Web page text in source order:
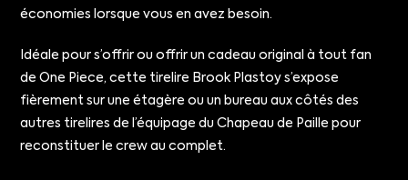
économies lorsque vous en avez besoin.
Idéale pour s’offrir ou offrir un cadeau original à tout fan
de One Piece, cette tirelire Brook Plastoy s’expose
fièrement sur une étagère ou un bureau aux côtés des
autres tirelires de l’équipage du Chapeau de Paille pour
reconstituer le crew au complet.